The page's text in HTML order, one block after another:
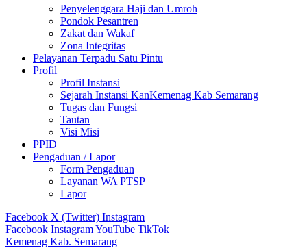
Penyelenggara Haji dan Umroh
Pondok Pesantren
Zakat dan Wakaf
Zona Integritas
Pelayanan Terpadu Satu Pintu
Profil
Profil Instansi
Sejarah Instansi KanKemenag Kab Semarang
Tugas dan Fungsi
Tautan
Visi Misi
PPID
Pengaduan / Lapor
Form Pengaduan
Layanan WA PTSP
Lapor
Facebook X (Twitter) Instagram
Facebook InstagramYouTube TikTok
Kemenag Kab. Semarang